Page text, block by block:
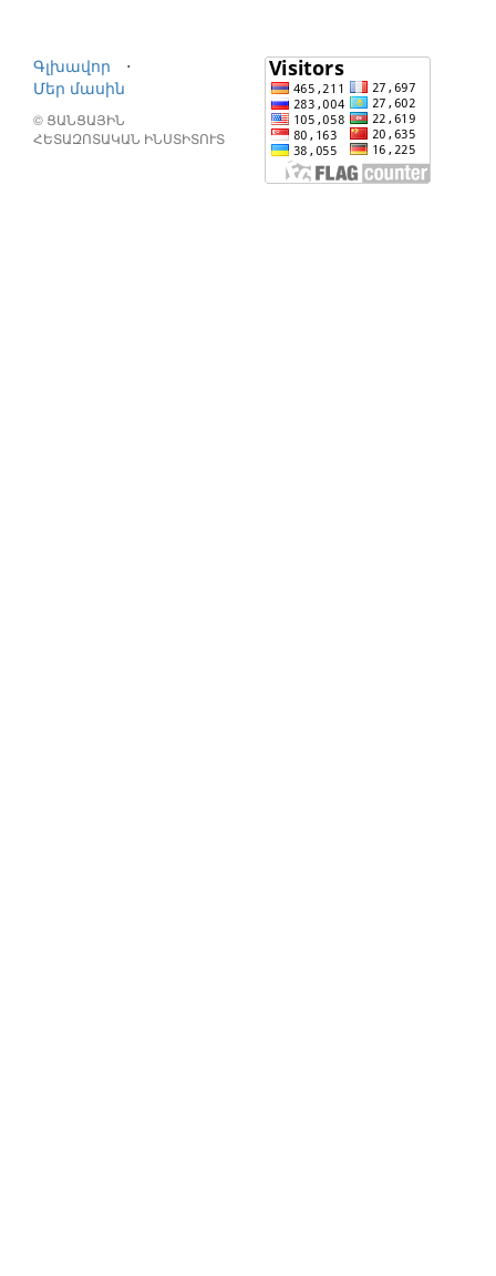
Գլխավոր
⋅
Մեր մասին
© ՑԱՆՑԱՅԻՆ
ՀԵՏԱԶՈՏԱԿԱՆ ԻՆՍՏԻՏՈՒՏ